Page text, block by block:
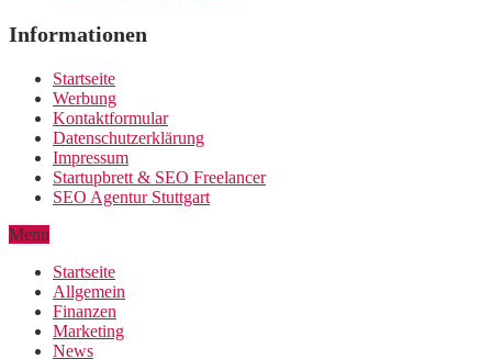
Informationen
Startseite
Werbung
Kontaktformular
Datenschutzerklärung
Impressum
Startupbrett & SEO Freelancer
SEO Agentur Stuttgart
Menu
Startseite
Allgemein
Finanzen
Marketing
News